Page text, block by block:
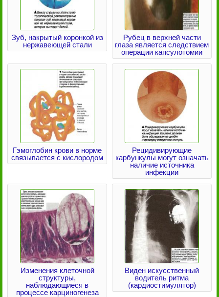
Зуб, накрытый коронкой из
нержавеющей стали
Рубец в верхней части
глаза является следствием
операции капсулотомии
Гэмоглобин крови в норме
связывается с кислородом
Рецидивирующие
карбункулы могут означать
наличие источника
инфекции
Изменения клеточной
структуры,
наблюдающиеся в
процессе карциногенеза
Виден искусственный
водитель ритма
(кардиостимулятор)